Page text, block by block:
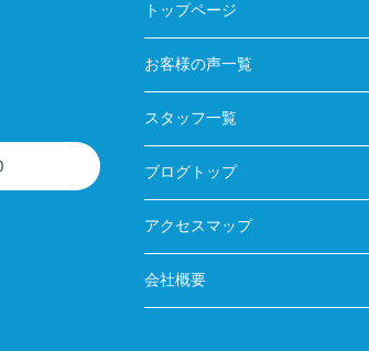
トップページ
お客様の声一覧
スタッフ一覧
ブログトップ
アクセスマップ
会社概要